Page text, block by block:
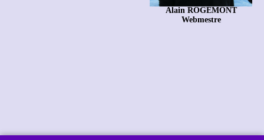
Alain ROGEMONT
Webmestre